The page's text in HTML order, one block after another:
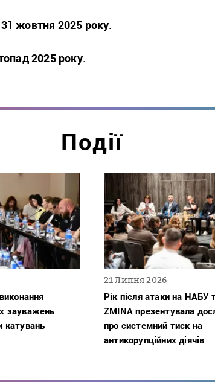
31 жовтня 2025 року.
2025 року.
Події
зауважень
катувань
21 Липня 2026
Рік після атаки на НАБУ
ZMINA презентувала
про системний тиск на
антикорупційних діячів